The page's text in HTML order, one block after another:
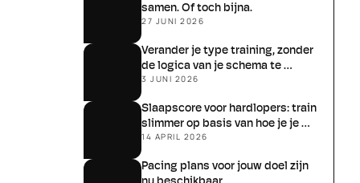
samen. Of toch bijna.
27 JUNI 2026
Verander je type training, zonder
de logica van je schema te
verliezen
3 JUNI 2026
Slaapscore voor hardlopers: train
slimmer op basis van hoe je je
écht voelt
14 APRIL 2026
Pacing plans voor jouw doel zijn